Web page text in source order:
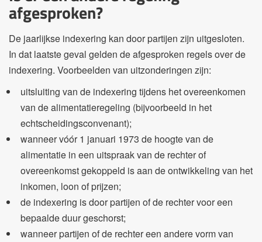
afgesproken?
De jaarlijkse indexering kan door partijen zijn uitgesloten.
In dat laatste geval gelden de afgesproken regels over de
indexering. Voorbeelden van uitzonderingen zijn:
uitsluiting van de indexering tijdens het overeenkomen
van de alimentatieregeling (bijvoorbeeld in het
echtscheidingsconvenant);
wanneer vóór 1 januari 1973 de hoogte van de
alimentatie in een uitspraak van de rechter of
overeenkomst gekoppeld is aan de ontwikkeling van het
inkomen, loon of prijzen;
de indexering is door partijen of de rechter voor een
bepaalde duur geschorst;
wanneer partijen of de rechter een andere vorm van